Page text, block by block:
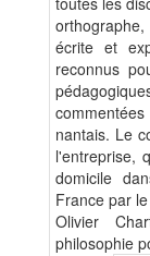
écrite et
reconnus
nantais. Le
l'entreprise,
domicile
France par
Olivier
philosophie